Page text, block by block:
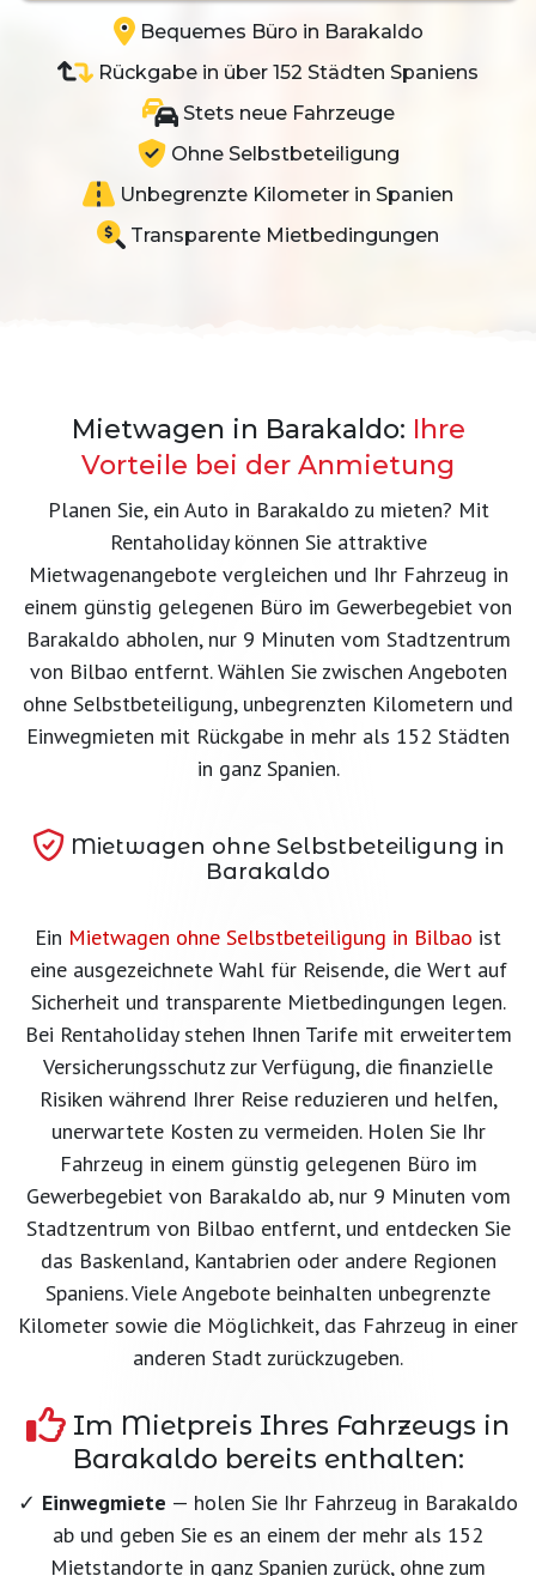
Bequemes Büro in Barakaldo
Rückgabe in über 152 Städten Spaniens
Stets neue Fahrzeuge
Ohne Selbstbeteiligung
Unbegrenzte Kilometer in Spanien
Transparente Mietbedingungen
Mietwagen in Barakaldo: Ihre
Vorteile bei der Anmietung
Planen Sie, ein Auto in Barakaldo zu mieten? Mit
Rentaholiday können Sie attraktive
Mietwagenangebote vergleichen und Ihr Fahrzeug in
einem günstig gelegenen Büro im Gewerbegebiet von
Barakaldo abholen, nur 9 Minuten vom Stadtzentrum
von Bilbao entfernt. Wählen Sie zwischen Angeboten
ohne Selbstbeteiligung, unbegrenzten Kilometern und
Einwegmieten mit Rückgabe in mehr als 152 Städten
in ganz Spanien.
Mietwagen ohne Selbstbeteiligung in
Barakaldo
Ein Mietwagen ohne Selbstbeteiligung in Bilbao ist
eine ausgezeichnete Wahl für Reisende, die Wert auf
Sicherheit und transparente Mietbedingungen legen.
Bei Rentaholiday stehen Ihnen Tarife mit erweitertem
Versicherungsschutz zur Verfügung, die finanzielle
Risiken während Ihrer Reise reduzieren und helfen,
unerwartete Kosten zu vermeiden. Holen Sie Ihr
Fahrzeug in einem günstig gelegenen Büro im
Gewerbegebiet von Barakaldo ab, nur 9 Minuten vom
Stadtzentrum von Bilbao entfernt, und entdecken Sie
das Baskenland, Kantabrien oder andere Regionen
Spaniens. Viele Angebote beinhalten unbegrenzte
Kilometer sowie die Möglichkeit, das Fahrzeug in einer
anderen Stadt zurückzugeben.
Im Mietpreis Ihres Fahrzeugs in
Barakaldo bereits enthalten:
✓ Einwegmiete — holen Sie Ihr Fahrzeug in Barakaldo
ab und geben Sie es an einem der mehr als 152
Mietstandorte in ganz Spanien zurück, ohne zum